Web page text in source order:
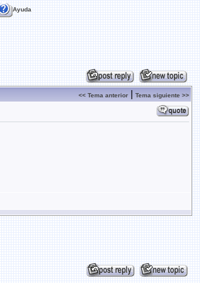
Ayuda
<< Tema anterior| Tema siguiente >>